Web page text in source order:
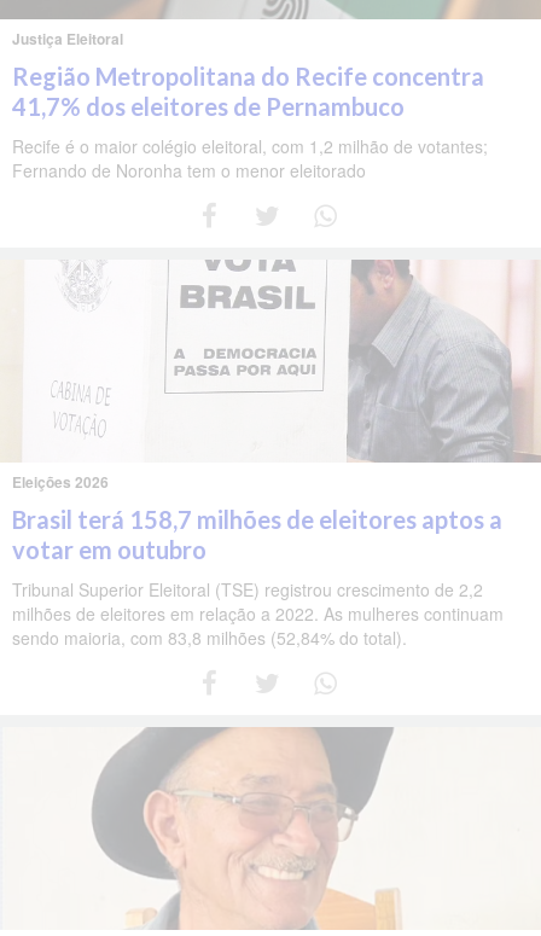
Justiça Eleitoral
Região Metropolitana do Recife concentra
41,7% dos eleitores de Pernambuco
Recife é o maior colégio eleitoral, com 1,2 milhão de votantes;
Fernando de Noronha tem o menor eleitorado
Eleições 2026
Brasil terá 158,7 milhões de eleitores aptos a
votar em outubro
Tribunal Superior Eleitoral (TSE) registrou crescimento de 2,2
milhões de eleitores em relação a 2022. As mulheres continuam
sendo maioria, com 83,8 milhões (52,84% do total).